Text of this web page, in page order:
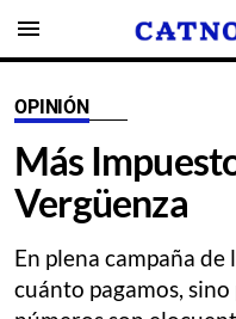
menu
OPINIÓN
Más
Vergüenza
En plena campaña
cuánto pagamos,